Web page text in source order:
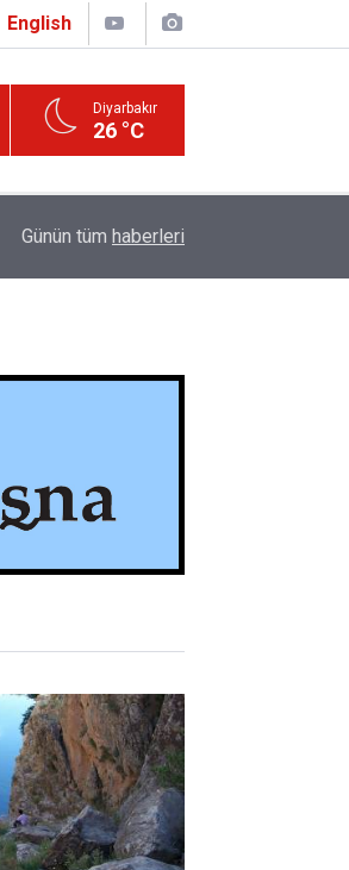
English
Diyarbakır
26 °C
3. o Hîrakerde yê Ferhengê Zazakî-Tirkî
Günün tüm haberleri